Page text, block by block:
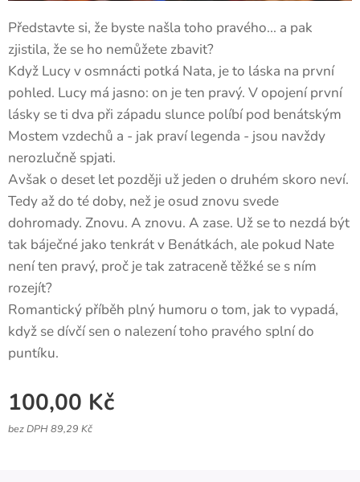
Představte si, že byste našla toho pravého... a pak
zjistila, že se ho nemůžete zbavit?
Když Lucy v osmnácti potká Nata, je to láska na první
pohled. Lucy má jasno: on je ten pravý. V opojení první
lásky se ti dva při západu slunce políbí pod benátským
Mostem vzdechů a - jak praví legenda - jsou navždy
nerozlučně spjati.
Avšak o deset let později už jeden o druhém skoro neví.
Tedy až do té doby, než je osud znovu svede
dohromady. Znovu. A znovu. A zase. Už se to nezdá být
tak báječné jako tenkrát v Benátkách, ale pokud Nate
není ten pravý, proč je tak zatraceně těžké se s ním
rozejít?
Romantický příběh plný humoru o tom, jak to vypadá,
když se dívčí sen o nalezení toho pravého splní do
puntíku.
100,00 Kč
bez DPH 89,29 Kč